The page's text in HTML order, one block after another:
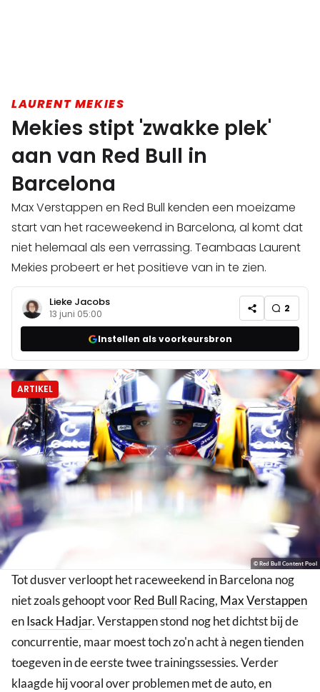
LAURENT MEKIES
Mekies stipt 'zwakke plek'
aan van Red Bull in
Barcelona
Max Verstappen en Red Bull kenden een moeizame
start van het raceweekend in Barcelona, al komt dat
niet helemaal als een verrassing. Teambaas Laurent
Mekies probeert er het positieve van in te zien.
Lieke Jacobs
13 juni 05:00 2
Instellen als voorkeursbron
ARTIKEL
© Red Bull Content Pool
Tot dusver verloopt het raceweekend in Barcelona nog
niet zoals gehoopt voorRed Bull Racing, Max Verstappen
enIsack Hadjar. Verstappen stond nog het dichtst bij de
concurrentie, maar moest toch zo'n acht à negen tienden
toegeven in de eerste twee trainingssessies. Verder
klaagde hij vooral over problemen met de auto, en